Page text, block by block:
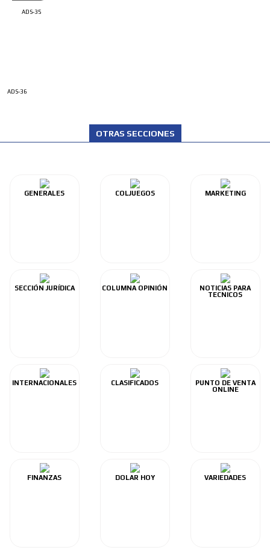
ADS-35
ADS-36
OTRAS SECCIONES
GENERALES COLJUEGOS MARKETING
SECCIÓN JURÍDICA COLUMNA OPINIÓN
NOTICIAS PARA
TECNICOS
INTERNACIONALES CLASIFICADOS
PUNTO DE VENTA
ONLINE
FINANZAS DOLAR HOY VARIEDADES